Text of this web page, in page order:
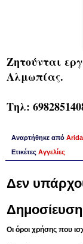
Ζητούνται
Αλμωπίας.
Τηλ:
Αναρτήθηκε από
Ετικέτες Αγγελίες
Δεν
Οι όροι χρήσης που